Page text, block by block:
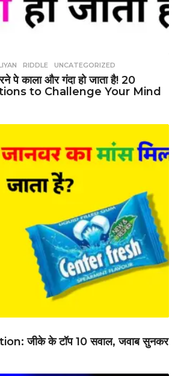
,RIDDLE ,UNCATEGORIZED
पे काला और गंदा हो जाता है! 20
to Challenge Your Mind
जीके के टॉप 10 सवाल, जवाब सुनकर